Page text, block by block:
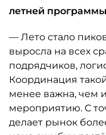
летней
— Лето стало
выросла на всех
подрядчиков,
Координация
менее важна, чем
мероприятию. С
делает рынок